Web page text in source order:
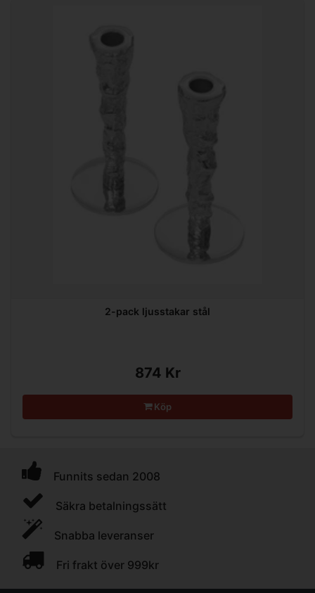
2-pack ljusstakar stål
874 Kr
Köp
Funnits sedan 2008
Säkra betalningssätt
Snabba leveranser
Fri frakt över 999kr